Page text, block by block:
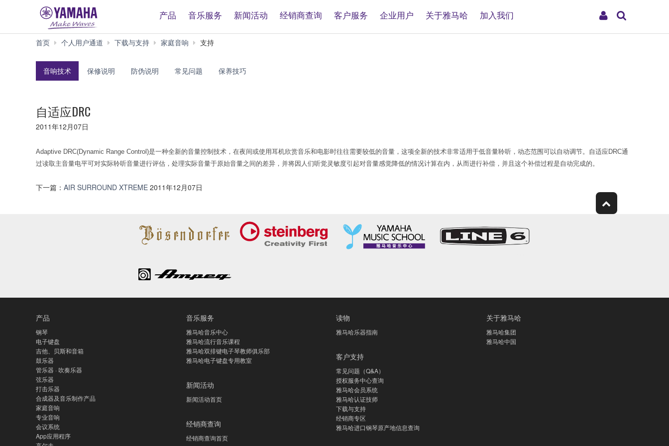
My
产品 音乐服务 新闻活动 经销商查询 客户服务 企业用户 关于雅马哈 加入我们
首页 个人用户通道 下载与支持 家庭音响 支持
音响技术 保修说明 防伪说明 常见问题 保养技巧
自适应DRC
2011年12月07日
Adaptive DRC(Dynamic Range Control)是一种全新的音量控制技术，在夜间或使用耳机欣赏音乐和电影时往往需要较低的音量，这项全新的技术非常适用于低音量聆听，动态范围可以自动调节。自适应DRC通
过读取主音量电平可对实际聆听音量进行评估，处理实际音量于原始音量之间的差异，并将因人们听觉灵敏度引起对音量感觉降低的情况计算在内，从而进行补偿，并且这个补偿过程是自动完成的。
下一篇： AIR SURROUND XTREME 2011年12月07日
产品
钢琴
电子键盘
吉他、贝斯和音箱
鼓乐器
管乐器 · 吹奏乐器
弦乐器
打击乐器
合成器及音乐制作产品
家庭音响
专业音响
会议系统
App应用程序
音乐服务
雅马哈音乐中心
雅马哈流行音乐课程
雅马哈双排键电子琴教师俱乐部
雅马哈电子键盘专用教室
新闻活动
新闻活动首页
经销商查询
经销商查询首页
读物
雅马哈乐器指南
客户支持
常见问题（Q&A）
授权服务中心查询
雅马哈会员系统
雅马哈认证技师
下载与支持
经销商专区
雅马哈进口钢琴原产地信息查询
关于雅马哈
雅马哈集团
雅马哈中国